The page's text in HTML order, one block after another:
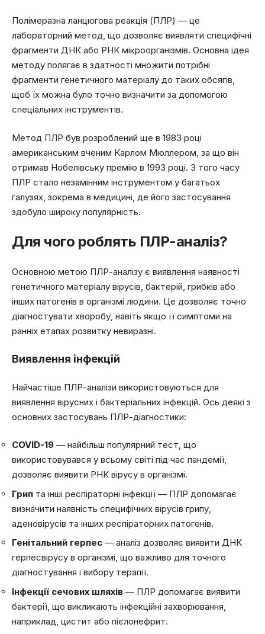
Полімеразна ланцюгова реакція (ПЛР) — це
лабораторний метод, що дозволяє виявляти специфічні
фрагменти ДНК або РНК мікроорганізмів. Основна ідея
методу полягає в здатності множити потрібні
фрагменти генетичного матеріалу до таких обсягів,
щоб їх можна було точно визначити за допомогою
спеціальних інструментів.
Метод ПЛР був розроблений ще в 1983 році
американським вченим Карлом Мюллером, за що він
отримав Нобелівську премію в 1993 році. З того часу
ПЛР стало незамінним інструментом у багатьох
галузях, зокрема в медицині, де його застосування
здобуло широку популярність.
Для чого роблять ПЛР-аналіз?
Основною метою ПЛР-аналізу є виявлення наявності
генетичного матеріалу вірусів, бактерій, грибків або
інших патогенів в організмі людини. Це дозволяє точно
діагностувати хворобу, навіть якщо її симптоми на
ранніх етапах розвитку невиразні.
Виявлення інфекцій
Найчастіше ПЛР-аналізи використовуються для
виявлення вірусних і бактеріальних інфекцій. Ось деякі з
основних застосувань ПЛР-діагностики:
COVID-19 — найбільш популярний тест, що
використовувався у всьому світі під час пандемії,
дозволяє виявити РНК вірусу в організмі.
Грип та інші респіраторні інфекції — ПЛР допомагає
визначити наявність специфічних вірусів грипу,
аденовірусів та інших респіраторних патогенів.
Генітальний герпес — аналіз дозволяє виявити ДНК
герпесвірусу в організмі, що важливо для точного
діагностування і вибору терапії.
Інфекції сечових шляхів — ПЛР допомагає виявити
бактерії, що викликають інфекційні захворювання,
наприклад, цистит або пієлонефрит.